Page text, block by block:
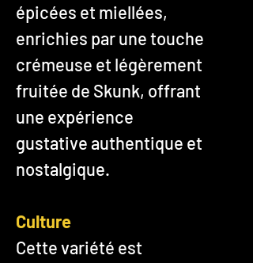
épicées et miellées,
enrichies par une touche
crémeuse et légèrement
fruitée de Skunk, offrant
une expérience
gustative authentique et
nostalgique.
Culture
Cette variété est